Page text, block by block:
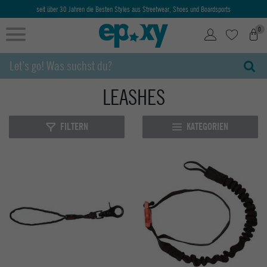
seit über 30 Jahren die Besten Styles aus Streetwear, Shoes und Boardsports
0
LEASHES
FILTERN KATEGORIEN